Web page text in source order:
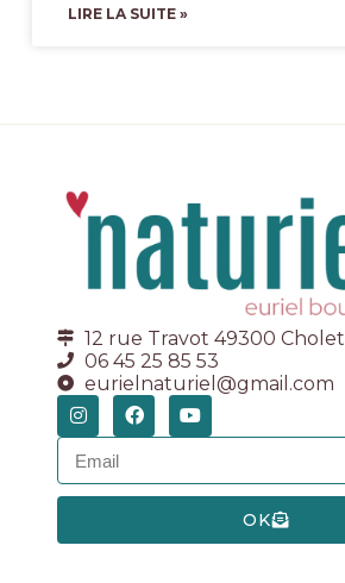
LIRE LA SUITE »
12 rue Travot 49300 Cholet
06 45 25 85 53
eurielnaturiel@gmail.com
OK